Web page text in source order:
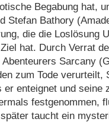
Begabung hat,
Stefan Bathory
die die Loslösung
hat. Durch Verrat
Sarcany
zum Tode
enteignet und seine
festgenommen,
taucht ein